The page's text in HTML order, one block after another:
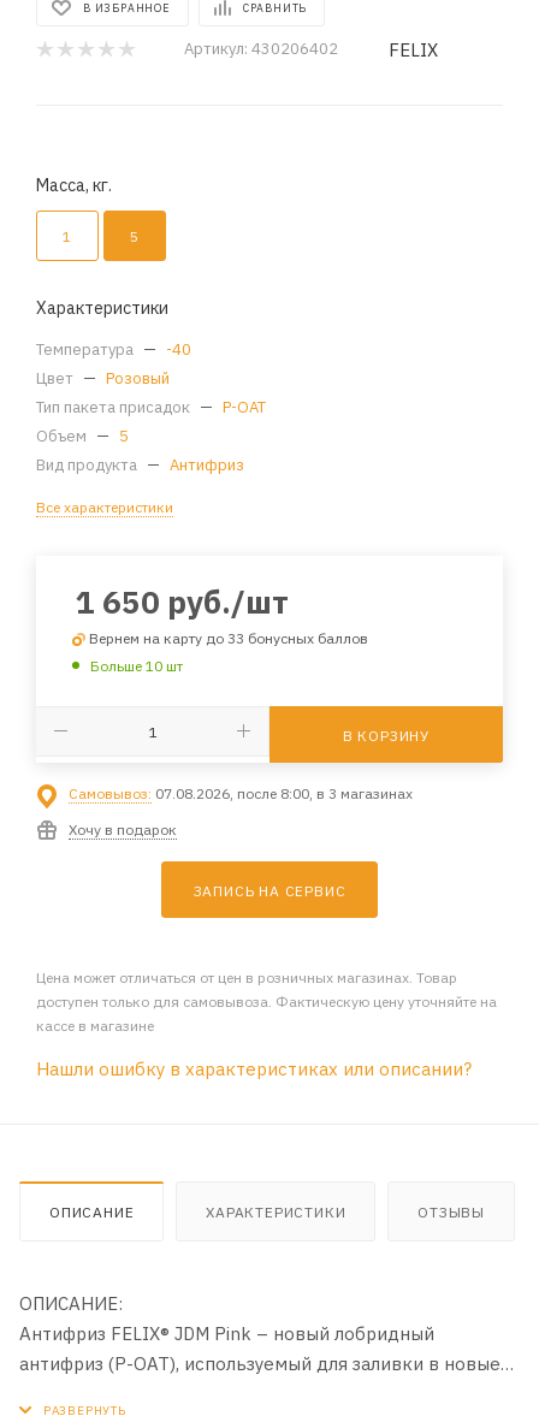
В ИЗБРАННОЕ СРАВНИТЬ
Артикул: 430206402 FELIX
Масса, кг.
1 5
Характеристики
Температура — -40
Цвет — Розовый
Тип пакета присадок — P-OAT
Объем — 5
Вид продукта — Антифриз
Все характеристики
1 650 руб./шт
Вернем на карту до 33 бонусных баллов
Больше 10 шт
В КОРЗИНУ
Самовывоз: 07.08.2026, после 8:00, в 3 магазинах
Хочу в подарок
ЗАПИСЬ НА СЕРВИС
Цена может отличаться от цен в розничных магазинах. Товар
доступен только для самовывоза. Фактическую цену уточняйте на
кассе в магазине
Нашли ошибку в характеристиках или описании?
ОПИСАНИЕ ХАРАКТЕРИСТИКИ ОТЗЫВЫ
ОПИСАНИЕ:
Антифриз FELIX® JDM Pink – новый лобридный
антифриз (P-OAT), используемый для заливки в новые